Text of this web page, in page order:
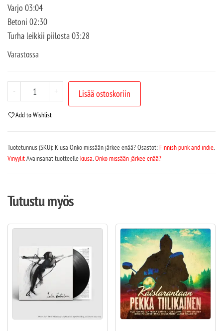
Varjo 03:04
Betoni 02:30
Turha leikkii piilosta 03:28
Varastossa
- + Lisää ostoskoriin
Add to Wishlist
Tuotetunnus (SKU): Kiusa Onko missään järkee enää?Osastot:Finnish punk and indie,
VinyylitAvainsanat tuotteellekiusa,Onko missään järkee enää?
Tutustu myös